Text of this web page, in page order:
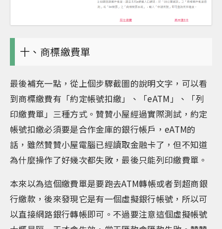
十、商標繳費單
最後補充一點，從上個步驟截圖的說明文字，可以看
到商標繳費有「約定帳號扣繳」、「eATM」、「列
印繳費單」三種方式。贊贊小屋經過實際測試，約定
帳號扣繳必須要是合作金庫的銀行帳戶，eATM的
話，雖然贊贊小屋電腦已經讀取金融卡了，但不知道
為什麼操作了好幾次都失敗，最後只能列印繳費單。
本來以為這個繳費單是要跑去ATM轉帳或者到超商銀
行繳款，後來發現它是有一個虛擬銀行帳號，所以可
以直接網路銀行轉帳即可。不過要注意這個虛擬帳號